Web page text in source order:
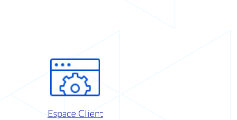
Espace Client